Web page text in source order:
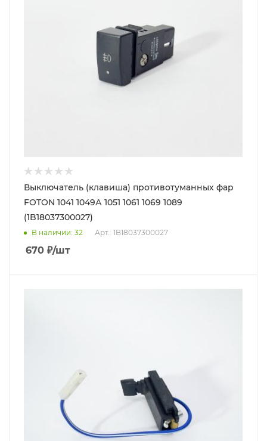
Выключатель (клавиша) противотуманных фар
FOTON 1041 1049А 1051 1061 1069 1089
(1B18037300027)
В наличии: 32 Арт.: 1B18037300027
670 ₽/шт